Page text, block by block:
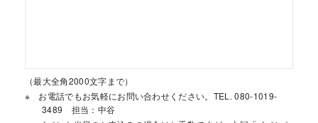
（最大全角2000文字まで）
お電話でもお気軽にお問い合わせください。TEL. 080-1019-
3489 担当：中谷